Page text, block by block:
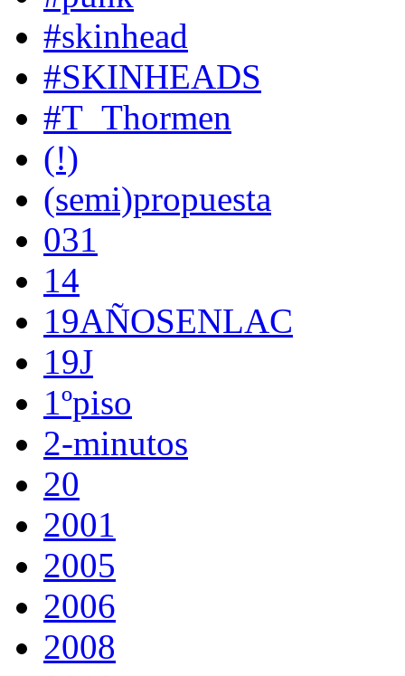
#skinhead
#SKINHEADS
#T_Thormen
(!)
(semi)propuesta
031
14
19AÑOSENLAC
19J
1ºpiso
2-minutos
20
2001
2005
2006
2008